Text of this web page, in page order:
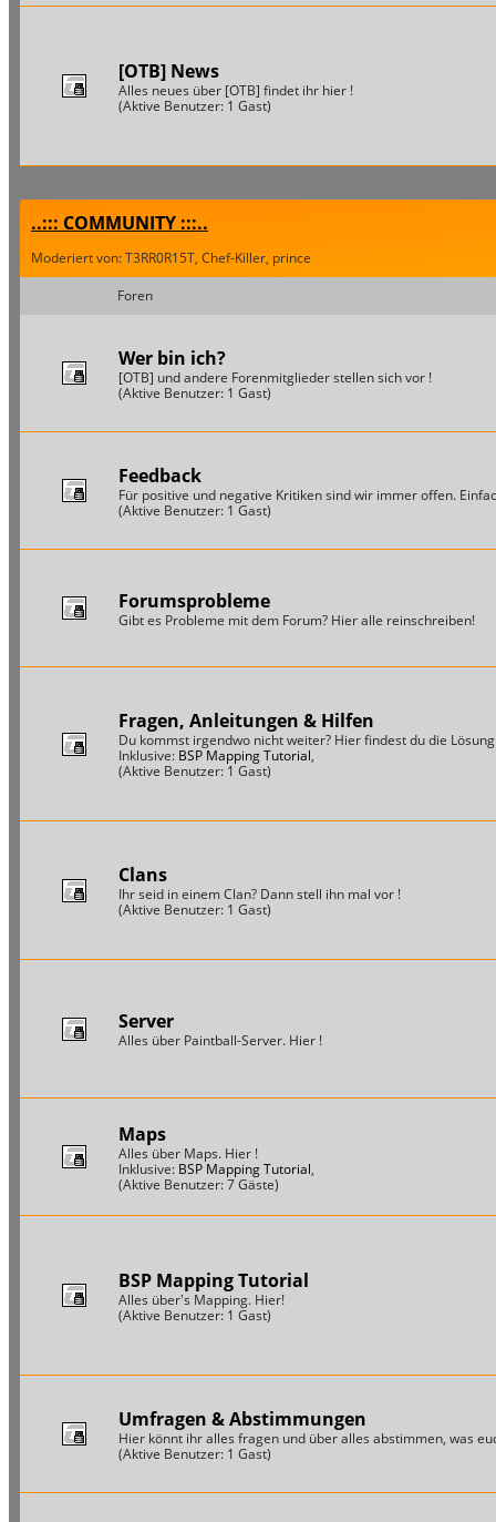
[OTB] News
Alles neues über [OTB] findet ihr hier !
(Aktive Benutzer: 1 Gast)
..::: COMMUNITY :::..
Moderiert von: T3RR0R15T, Chef-Killer, prince
Foren
Wer bin ich?
[OTB] und andere Forenmitglieder stellen sich vor !
(Aktive Benutzer: 1 Gast)
Feedback
Für positive und negative Kritiken sind wir immer offen.
(Aktive Benutzer: 1 Gast)
Forumsprobleme
Gibt es Probleme mit dem Forum? Hier alle reinschreiben!
Fragen, Anleitungen & Hilfen
Du kommst irgendwo nicht weiter? Hier findest du die
Inklusive: BSP Mapping Tutorial,
(Aktive Benutzer: 1 Gast)
Clans
Ihr seid in einem Clan? Dann stell ihn mal vor !
(Aktive Benutzer: 1 Gast)
Server
Alles über Paintball-Server. Hier !
Maps
Alles über Maps. Hier !
Inklusive: BSP Mapping Tutorial,
(Aktive Benutzer: 7 Gäste)
BSP Mapping Tutorial
Alles über's Mapping. Hier!
(Aktive Benutzer: 1 Gast)
Umfragen & Abstimmungen
Hier könnt ihr alles fragen und über alles abstimmen, was
(Aktive Benutzer: 1 Gast)